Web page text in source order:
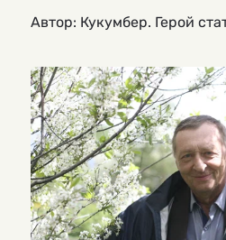
Автор: Кукумбер. Герой